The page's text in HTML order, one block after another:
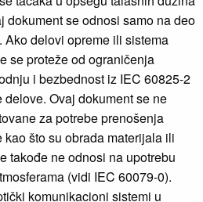
dokument se odnosi samo na deo
delovi opreme ili sistema
se proteže od ograničenja
i bezbednost iz IEC 60825-2
Ovaj dokument se ne
za potrebe prenošenja
što su obrada materijala ili
takođe ne odnosi na upotrebu
(vidi IEC 60079-0).
komunikacioni sistemi u